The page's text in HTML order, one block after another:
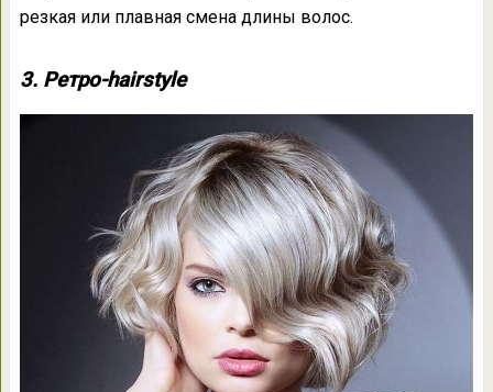
резкая или плавная смена длины волос.
3. Ретро-hairstyle